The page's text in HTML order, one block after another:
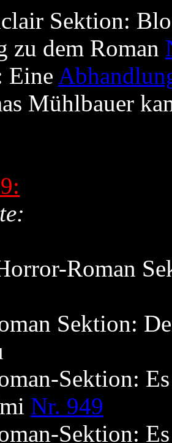
Sektion:
zu dem Roman
Eine
Mühlbauer
Roman
Sektion:
Sektion:
Nr. 949
Sektion: